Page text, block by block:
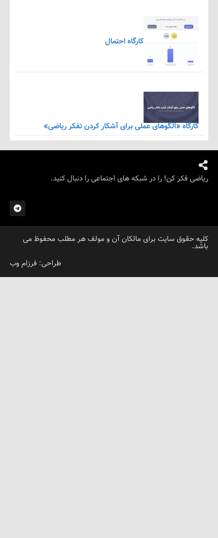
کارگاه احتمال
«الگوهای عملی برای آشکار کردن تفکر ریاضی»
کن! را در شبکه های اجتماعی را دنبال کنید.
سایت برای مالکان آن و مولف هر مطلب محفوظ می
طراحی: فرزام وب